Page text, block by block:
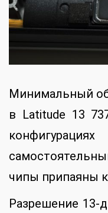
Минимальный
в Latitude 13
чипы припаяны
Разрешение 13-